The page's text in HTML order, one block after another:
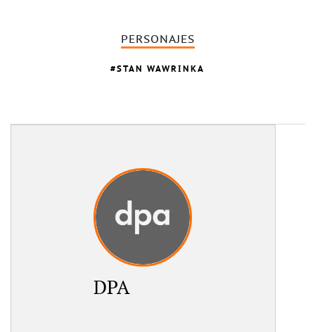
PERSONAJES
STAN WAWRINKA
DPA